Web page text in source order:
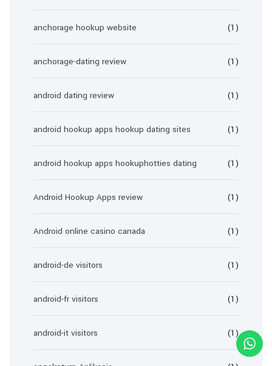
anchorage hookup website (1)
anchorage-dating review (1)
android dating review (1)
android hookup apps hookup dating sites (1)
android hookup apps hookuphotties dating (1)
Android Hookup Apps review (1)
Android online casino canada (1)
android-de visitors (1)
android-fr visitors (1)
android-it visitors (1)